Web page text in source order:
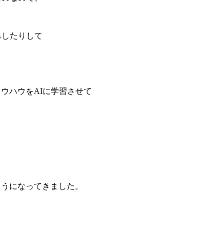
たりして
ハウをAIに学習させて
になってきました。